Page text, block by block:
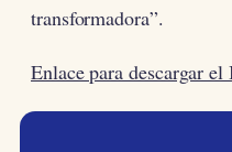
transformadora”.
Enlace para descargar